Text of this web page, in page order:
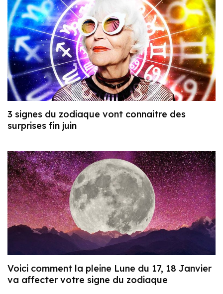
3 signes du zodiaque vont connaitre des
surprises fin juin
Voici comment la pleine Lune du 17, 18 Janvier
va affecter votre signe du zodiaque